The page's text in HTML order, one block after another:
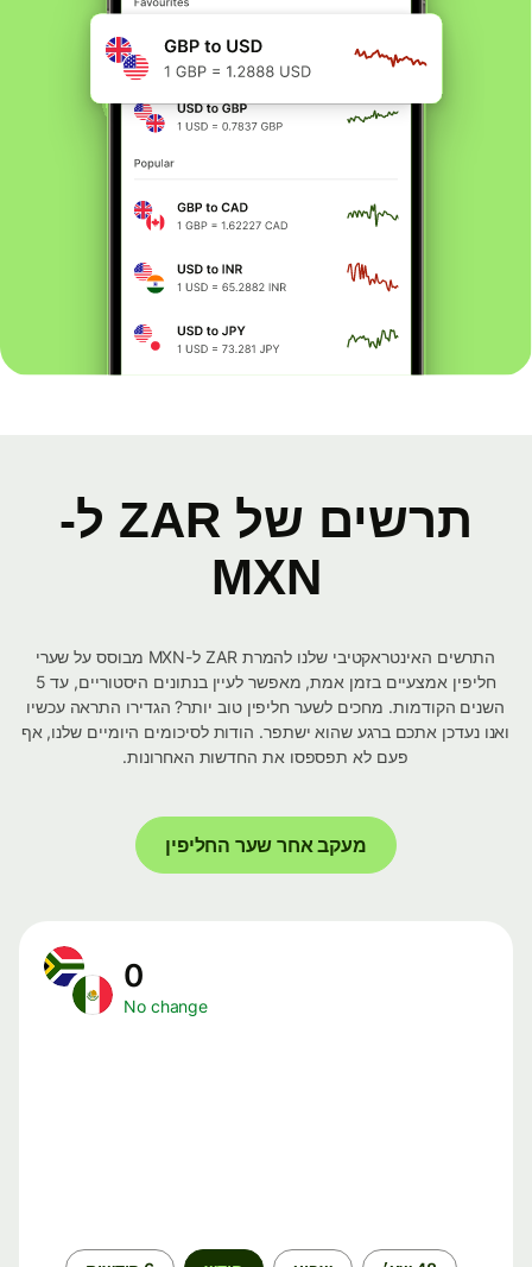
תרשים של ZAR ל-
MXN
התרשים האינטראקטיבי שלנו להמרת ZAR ל-MXN מבוסס על שערי
חליפין אמצעיים בזמן אמת, מאפשר לעיין בנתונים היסטוריים, עד 5
השנים הקודמות. מחכים לשער חליפין טוב יותר? הגדירו התראה עכשיו
ואנו נעדכן אתכם ברגע שהוא ישתפר. הודות לסיכומים היומיים שלנו, אף
פעם לא תפספסו את החדשות האחרונות.
מעקב אחר שער החליפין
No change